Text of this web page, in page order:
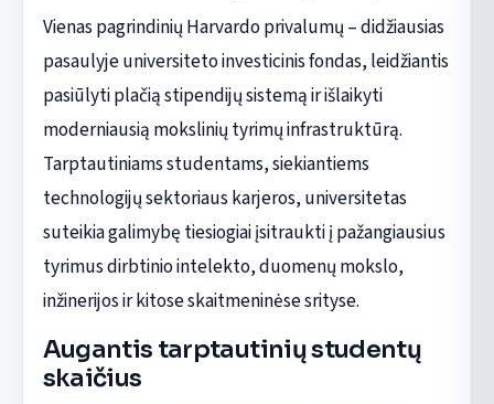
Vienas pagrindinių Harvardo privalumų – didžiausias
pasaulyje universiteto investicinis fondas, leidžiantis
pasiūlyti plačią stipendijų sistemą ir išlaikyti
moderniausią mokslinių tyrimų infrastruktūrą.
Tarptautiniams studentams, siekiantiems
technologijų sektoriaus karjeros, universitetas
suteikia galimybę tiesiogiai įsitraukti į pažangiausius
tyrimus dirbtinio intelekto, duomenų mokslo,
inžinerijos ir kitose skaitmeninėse srityse.
Augantis tarptautinių studentų
skaičius